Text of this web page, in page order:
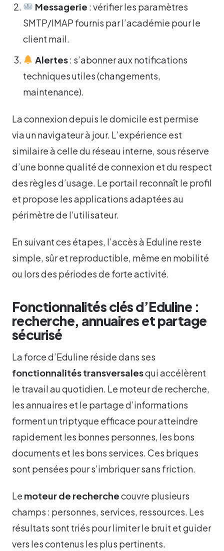
Messagerie : vérifier les paramètres
SMTP/IMAP fournis par l’académie pour le
client mail.
Alertes: s’abonner aux notifications
techniques utiles (changements,
maintenance).
La connexion depuis le domicile est permise
via un navigateur à jour. L’expérience est
similaire à celle du réseau interne, sous réserve
d’une bonne qualité de connexion et du respect
des règles d’usage. Le portail reconnaît le profil
et propose les applications adaptées au
périmètre de l’utilisateur.
En suivant ces étapes, l’accès à Eduline reste
simple, sûr et reproductible, même en mobilité
ou lors des périodes de forte activité.
Fonctionnalités clés d’Eduline :
recherche, annuaires et partage
sécurisé
La force d’Eduline réside dans ses
fonctionnalités transversalesqui accélèrent
le travail au quotidien. Le moteur de recherche,
les annuaires et le partage d’informations
forment un triptyque efficace pour atteindre
rapidement les bonnes personnes, les bons
documents et les bons services. Ces briques
sont pensées pour s’imbriquer sans friction.
Le moteur de recherchecouvre plusieurs
champs : personnes, services, ressources. Les
résultats sont triés pour limiter le bruit et guider
vers les contenus les plus pertinents.